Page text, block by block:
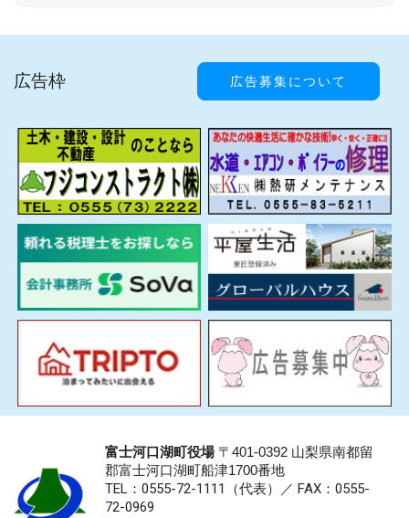
広告枠 広告募集について
富士河口湖町役場〒401-0392 山梨県南都留
郡富士河口湖町船津1700番地
TEL：0555-72-1111 （代表）／ FAX：0555-
72-0969